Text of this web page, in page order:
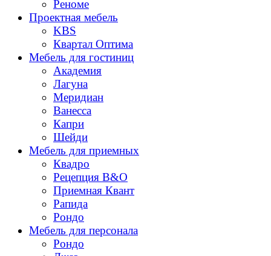
Реноме
Проектная мебель
KBS
Квартал Оптима
Мебель для гостиниц
Академия
Лагуна
Меридиан
Ванесса
Капри
Шейди
Мебель для приемных
Квадро
Рецепция B&O
Приемная Квант
Рапида
Рондо
Мебель для персонала
Рондo